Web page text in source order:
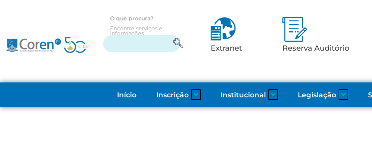
O que procura?
Encontre serviços e
informações
Extranet Reserva Auditório
Início Inscrição Institucional Legislação